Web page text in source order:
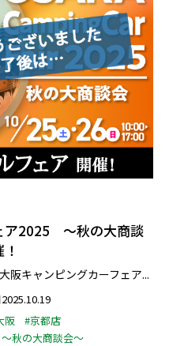
ア2025 ～秋の大商談
阪キャンピングカーフェア...
阪
#京都店
秋の大商談会～